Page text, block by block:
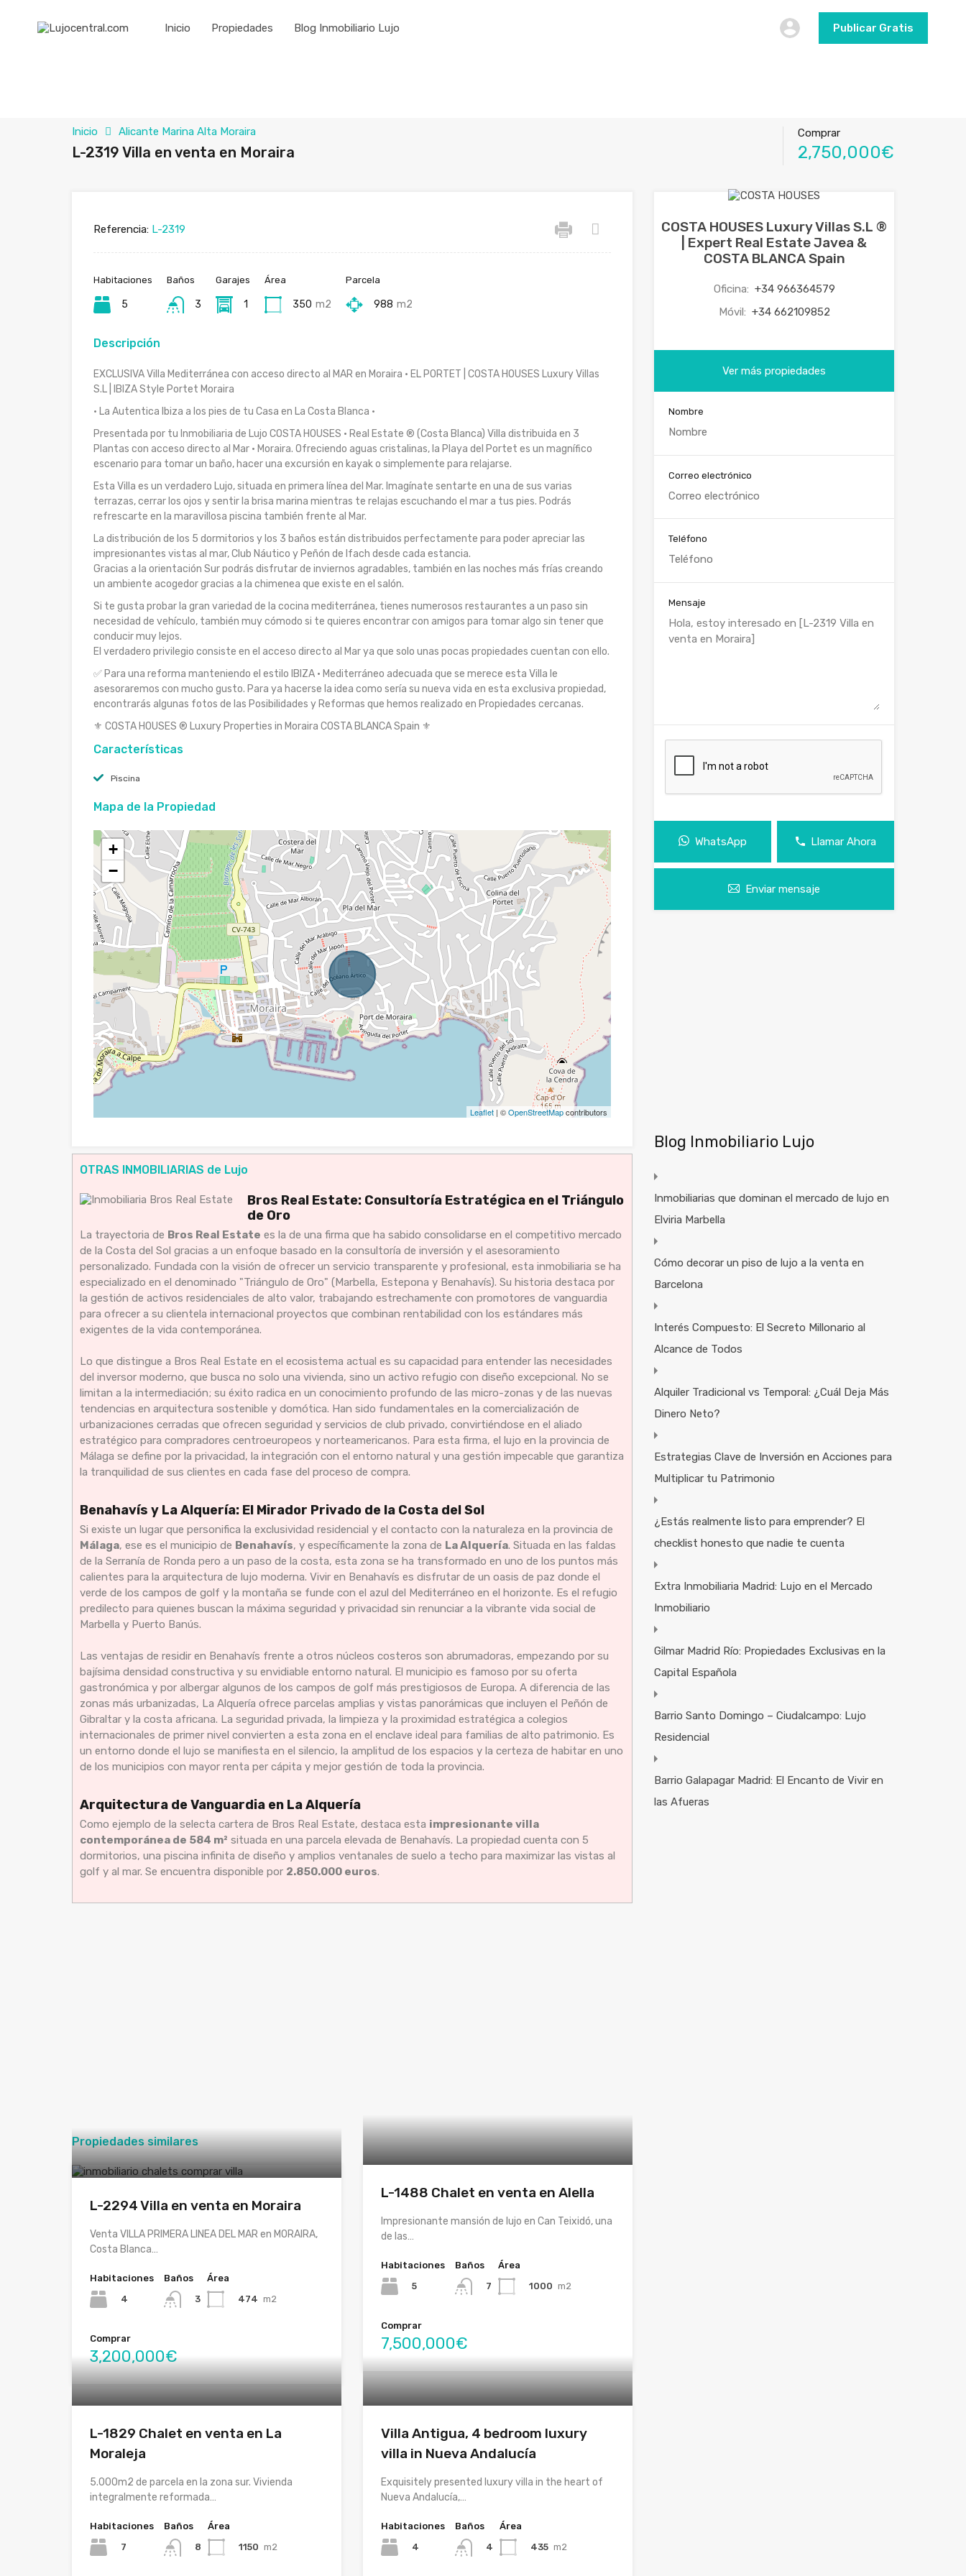
Inicio Propiedades Blog Inmobiliario Lujo Publicar Gratis
Inicio Alicante Marina Alta Moraira
L-2319 Villa en venta en Moraira
Comprar
2,750,000€
Referencia: L-2319
Habitaciones
5
Baños
3
Garajes
1
Área
350 m2
Parcela
988 m2
Descripción
EXCLUSIVA Villa Mediterránea con acceso directo al MAR en Moraira · EL PORTET | COSTA HOUSES Luxury Villas
S.L | IBIZA Style Portet Moraira
· La Autentica Ibiza a los pies de tu Casa en La Costa Blanca ·
Presentada por tu Inmobiliaria de Lujo COSTA HOUSES · Real Estate ® (Costa Blanca) Villa distribuida en 3
Plantas con acceso directo al Mar · Moraira. Ofreciendo aguas cristalinas, la Playa del Portet es un magnífico
escenario para tomar un baño, hacer una excursión en kayak o simplemente para relajarse.
Esta Villa es un verdadero Lujo, situada en primera línea del Mar. Imagínate sentarte en una de sus varias
terrazas, cerrar los ojos y sentir la brisa marina mientras te relajas escuchando el mar a tus pies. Podrás
refrescarte en la maravillosa piscina también frente al Mar.
La distribución de los 5 dormitorios y los 3 baños están distribuidos perfectamente para poder apreciar las
impresionantes vistas al mar, Club Náutico y Peñón de Ifach desde cada estancia.
Gracias a la orientación Sur podrás disfrutar de inviernos agradables, también en las noches más frías creando
un ambiente acogedor gracias a la chimenea que existe en el salón.
Si te gusta probar la gran variedad de la cocina mediterránea, tienes numerosos restaurantes a un paso sin
necesidad de vehículo, también muy cómodo si te quieres encontrar con amigos para tomar algo sin tener que
conducir muy lejos.
El verdadero privilegio consiste en el acceso directo al Mar ya que solo unas pocas propiedades cuentan con ello.
✅ Para una reforma manteniendo el estilo IBIZA · Mediterráneo adecuada que se merece esta Villa le
asesoraremos con mucho gusto. Para ya hacerse la idea como sería su nueva vida en esta exclusiva propiedad,
encontrarás algunas fotos de las Posibilidades y Reformas que hemos realizado en Propiedades cercanas.
⚜ COSTA HOUSES ® Luxury Properties in Moraira COSTA BLANCA Spain ⚜
Características
Piscina
Mapa de la Propiedad
+
−
Leaflet | ©OpenStreetMapcontributors
OTRAS INMOBILIARIAS de Lujo
Bros Real Estate: Consultoría Estratégica en el Triángulo
de Oro
La trayectoria de Bros Real Estate es la de una firma que ha sabido consolidarse en el competitivo mercado
de la Costa del Sol gracias a un enfoque basado en la consultoría de inversión y el asesoramiento
personalizado. Fundada con la visión de ofrecer un servicio transparente y profesional, esta inmobiliaria se ha
especializado en el denominado "Triángulo de Oro" (Marbella, Estepona y Benahavís). Su historia destaca por
la gestión de activos residenciales de alto valor, trabajando estrechamente con promotores de vanguardia
para ofrecer a su clientela internacional proyectos que combinan rentabilidad con los estándares más
exigentes de la vida contemporánea.
Lo que distingue a Bros Real Estate en el ecosistema actual es su capacidad para entender las necesidades
del inversor moderno, que busca no solo una vivienda, sino un activo refugio con diseño excepcional. No se
limitan a la intermediación; su éxito radica en un conocimiento profundo de las micro-zonas y de las nuevas
tendencias en arquitectura sostenible y domótica. Han sido fundamentales en la comercialización de
urbanizaciones cerradas que ofrecen seguridad y servicios de club privado, convirtiéndose en el aliado
estratégico para compradores centroeuropeos y norteamericanos. Para esta firma, el lujo en la provincia de
Málaga se define por la privacidad, la integración con el entorno natural y una gestión impecable que garantiza
la tranquilidad de sus clientes en cada fase del proceso de compra.
Benahavís y La Alquería: El Mirador Privado de la Costa del Sol
Si existe un lugar que personifica la exclusividad residencial y el contacto con la naturaleza en la provincia de
Málaga, ese es el municipio de Benahavís, y específicamente la zona de La Alquería. Situada en las faldas
de la Serranía de Ronda pero a un paso de la costa, esta zona se ha transformado en uno de los puntos más
calientes para la arquitectura de lujo moderna. Vivir en Benahavís es disfrutar de un oasis de paz donde el
verde de los campos de golf y la montaña se funde con el azul del Mediterráneo en el horizonte. Es el refugio
predilecto para quienes buscan la máxima seguridad y privacidad sin renunciar a la vibrante vida social de
Marbella y Puerto Banús.
Las ventajas de residir en Benahavís frente a otros núcleos costeros son abrumadoras, empezando por su
bajísima densidad constructiva y su envidiable entorno natural. El municipio es famoso por su oferta
gastronómica y por albergar algunos de los campos de golf más prestigiosos de Europa. A diferencia de las
zonas más urbanizadas, La Alquería ofrece parcelas amplias y vistas panorámicas que incluyen el Peñón de
Gibraltar y la costa africana. La seguridad privada, la limpieza y la proximidad estratégica a colegios
internacionales de primer nivel convierten a esta zona en el enclave ideal para familias de alto patrimonio. Es
un entorno donde el lujo se manifiesta en el silencio, la amplitud de los espacios y la certeza de habitar en uno
de los municipios con mayor renta per cápita y mejor gestión de toda la provincia.
Arquitectura de Vanguardia en La Alquería
Como ejemplo de la selecta cartera de Bros Real Estate, destaca esta impresionante villa
contemporánea de 584 m² situada en una parcela elevada de Benahavís. La propiedad cuenta con 5
dormitorios, una piscina infinita de diseño y amplios ventanales de suelo a techo para maximizar las vistas al
golf y al mar. Se encuentra disponible por 2.850.000 euros.
Propiedades similares
L-2294 Villa en venta en Moraira
Venta VILLA PRIMERA LINEA DEL MAR en MORAIRA,
Costa Blanca…
Habitaciones
4
Baños
3
Área
474 m2
Comprar
3,200,000€
L-1488 Chalet en venta en Alella
Impresionante mansión de lujo en Can Teixidó, una
de las…
Habitaciones
5
Baños
7
Área
1000 m2
Comprar
7,500,000€
L-1829 Chalet en venta en La
Moraleja
5.000m2 de parcela en la zona sur. Vivienda
integralmente reformada…
Habitaciones
7
Baños
8
Área
1150 m2
Villa Antigua, 4 bedroom luxury
villa in Nueva Andalucía
Exquisitely presented luxury villa in the heart of
Nueva Andalucía,…
Habitaciones
4
Baños
4
Área
435 m2
COSTA HOUSES Luxury Villas S.L ®
| Expert Real Estate Javea &
COSTA BLANCA Spain
Oficina: +34 966364579
Móvil: +34 662109852
Ver más propiedades
Nombre
Correo electrónico
Teléfono
Mensaje
WhatsApp Llamar Ahora
Enviar mensaje
Blog Inmobiliario Lujo
Inmobiliarias que dominan el mercado de lujo en
Elviria Marbella
Cómo decorar un piso de lujo a la venta en
Barcelona
Interés Compuesto: El Secreto Millonario al
Alcance de Todos
Alquiler Tradicional vs Temporal: ¿Cuál Deja Más
Dinero Neto?
Estrategias Clave de Inversión en Acciones para
Multiplicar tu Patrimonio
¿Estás realmente listo para emprender? El
checklist honesto que nadie te cuenta
Extra Inmobiliaria Madrid: Lujo en el Mercado
Inmobiliario
Gilmar Madrid Río: Propiedades Exclusivas en la
Capital Española
Barrio Santo Domingo – Ciudalcampo: Lujo
Residencial
Barrio Galapagar Madrid: El Encanto de Vivir en
las Afueras